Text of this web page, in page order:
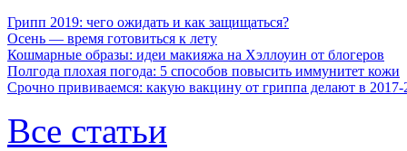
Грипп 2019: чего ожидать и как защищаться?
Осень — время готовиться к лету
Кошмарные образы: идеи макияжа на Хэллоуин от блогеров
Полгода плохая погода: 5 способов повысить иммунитет кожи
Срочно прививаемся: какую вакцину от гриппа делают в 2017-
Все статьи